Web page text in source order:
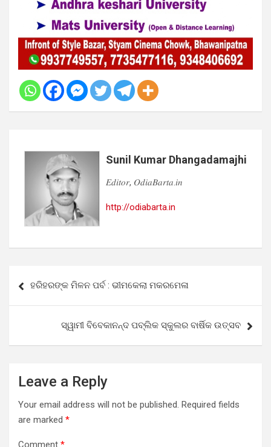
Sunil Kumar Dhangadamajhi
𝐸𝑑𝑖𝑡𝑜𝑟, 𝑂𝑑𝑖𝑎𝐵𝑎𝑟𝑡𝑎.𝑖𝑛
http://odiabarta.in
navigation
ହରିହରଙ୍କ ମିଳନ ପର୍ବ : ଭୀମକେଲା ମକରମେଳା
ସ୍ୱାମୀ ବିବେକାନନ୍ଦ ପବ୍ଲିକ ସ୍କୁଲର ବାର୍ଷିକ ଉତ୍ସବ
Leave a Reply
Your email address will not be published. Required fields
are marked *
Comment *